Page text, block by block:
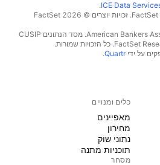
ICE Data
.
בחר נתוני ייחוס המסופקים על ידי FactSet. זכויות יוצרים © 2026 ‏FactSet
זכויות יוצרים © 2026, ‏American Bankers Association. מסד הנתונים CUSIP
Quartr
.
כלים ומנויים
מאפיינים
מחירון
נתוני שוק
תוכניות מתנה
מסחר